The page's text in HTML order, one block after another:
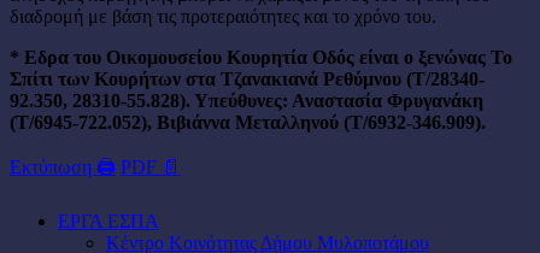
διαδρομή με βάση τις προτεραιότητες και το χρόνο του.
* Εδρα του Οικομουσείου Κουρητία Οδός είναι ο ξενώνας Το
Σπίτι των Κουρήτων στα Τζανακιανά Ρεθύμνου (Τ/28340-
92.350, 28310-55.828). Υπεύθυνες: Αναστασία Φρυγανάκη
(Τ/6945-722.052), Βιβιάννα Μεταλληνού (Τ/6932-346.909).
Εκτύπωση 🖨 PDF 📄
ΕΡΓΑ ΕΣΠΑ
Κέντρο Κοινότητας Δήμου Μυλοποτάμου